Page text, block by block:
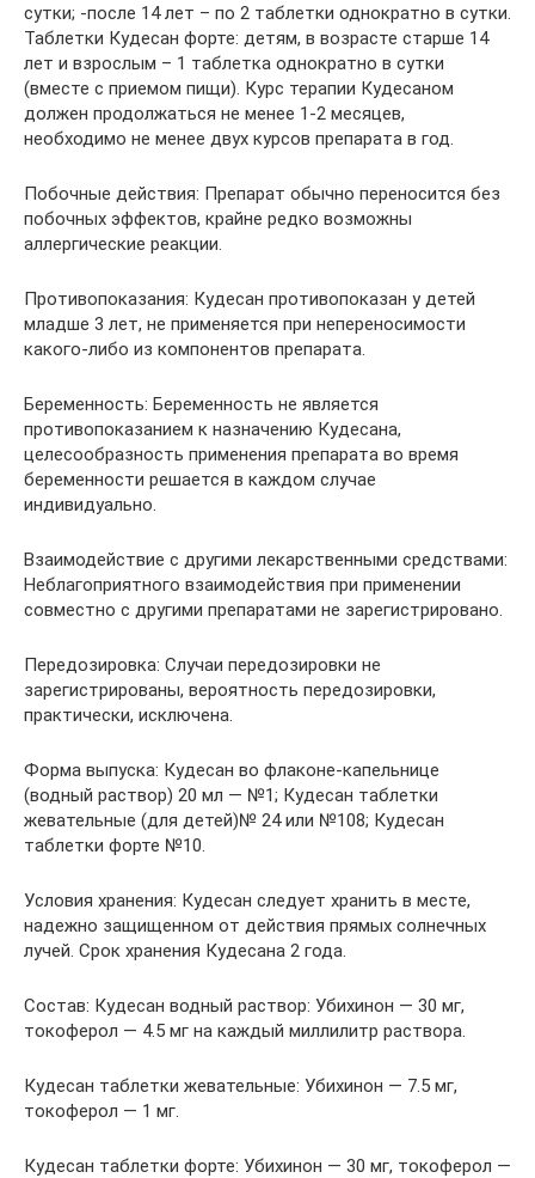
сутки; -после 14 лет – по 2 таблетки однократно в сутки.
Таблетки Кудесан форте: детям, в возрасте старше 14
лет и взрослым – 1 таблетка однократно в сутки
(вместе с приемом пищи). Курс терапии Кудесаном
должен продолжаться не менее 1-2 месяцев,
необходимо не менее двух курсов препарата в год.
Побочные действия: Препарат обычно переносится без
побочных эффектов, крайне редко возможны
аллергические реакции.
Противопоказания: Кудесан противопоказан у детей
младше 3 лет, не применяется при непереносимости
какого-либо из компонентов препарата.
Беременность: Беременность не является
противопоказанием к назначению Кудесана,
целесообразность применения препарата во время
беременности решается в каждом случае
индивидуально.
Взаимодействие с другими лекарственными средствами:
Неблагоприятного взаимодействия при применении
совместно с другими препаратами не зарегистрировано.
Передозировка: Случаи передозировки не
зарегистрированы, вероятность передозировки,
практически, исключена.
Форма выпуска: Кудесан во флаконе-капельнице
(водный раствор) 20 мл — №1; Кудесан таблетки
жевательные (для детей)№ 24 или №108; Кудесан
таблетки форте №10.
Условия хранения: Кудесан следует хранить в месте,
надежно защищенном от действия прямых солнечных
лучей. Срок хранения Кудесана 2 года.
Состав: Кудесан водный раствор: Убихинон — 30 мг,
токоферол — 4.5 мг на каждый миллилитр раствора.
Кудесан таблетки жевательные: Убихинон — 7.5 мг,
токоферол — 1 мг.
Кудесан таблетки форте: Убихинон — 30 мг, токоферол —